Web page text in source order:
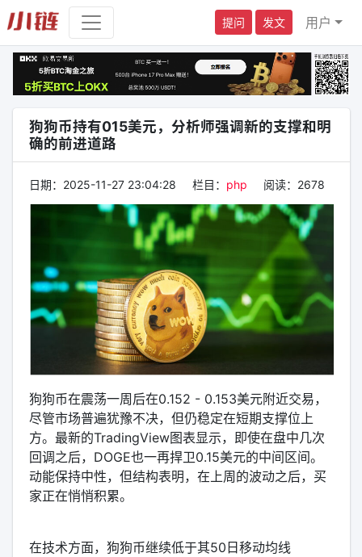
提问 发文 用户
狗狗币持有015美元，分析师强调新的支撑和明
确的前进道路
日期： 2025-11-27 23:04:28 栏目： php 阅读： 2678
狗狗币在震荡一周后在0.152 - 0.153美元附近交易，
尽管市场普遍犹豫不决，但仍稳定在短期支撑位上
方。最新的TradingView图表显示，即使在盘中几次
回调之后，DOGE也一再捍卫0.15美元的中间区间。
动能保持中性，但结构表明，在上周的波动之后，买
家正在悄悄积累。
在技术方面，狗狗币继续低于其50日移动均线